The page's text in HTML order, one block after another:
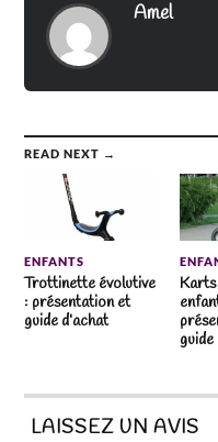
Amel
READ NEXT →
ENFANTS
Trottinette évolutive
: présentation et
guide d’achat
Karts
guide
LAISSEZ UN AVIS